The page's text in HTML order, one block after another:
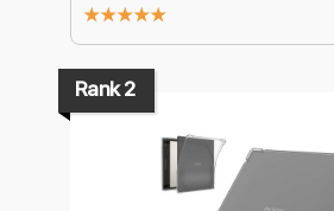
★★★★★
Rank 2